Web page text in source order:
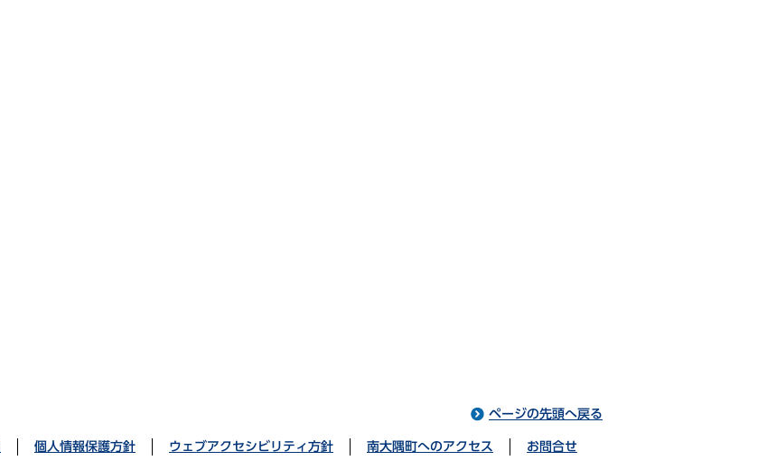
ページの先頭へ戻る
個人情報保護方針 ウェブアクセシビリティ方針 南大隅町へのアクセス お問合せ